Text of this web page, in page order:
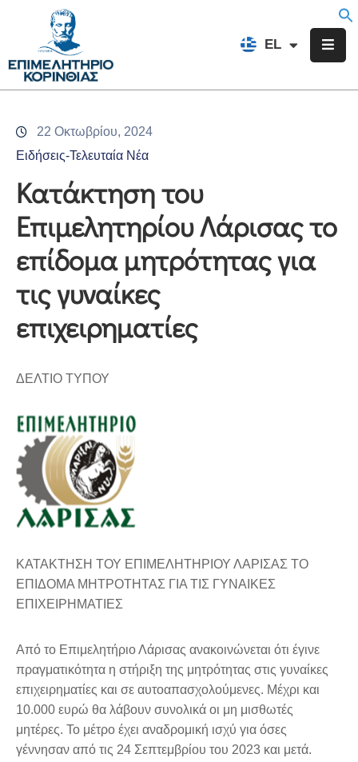
EL
FR
Επιμελητήριο
Υπηρεσίες
Προγράμματα
Δράσεις
Εκδηλώσεις
Επικοινωνία
22 Οκτωβρίου, 2024
Ειδήσεις-Τελευταία Νέα
Κατάκτηση του
Επιμελητηρίου Λάρισας το
επίδομα μητρότητας για
τις γυναίκες
επιχειρηματίες
ΔΕΛΤΙΟ ΤΥΠΟΥ
ΚΑΤΑΚΤΗΣΗ ΤΟΥ ΕΠΙΜΕΛΗΤΗΡΙΟΥ ΛΑΡΙΣΑΣ ΤΟ
ΕΠΙΔΟΜΑ ΜΗΤΡΟΤΗΤΑΣ ΓΙΑ ΤΙΣ ΓΥΝΑΙΚΕΣ
ΕΠΙΧΕΙΡΗΜΑΤΙΕΣ
Aπό το Επιμελητήριο Λάρισας ανακοινώνεται ότι έγινε
πραγματικότητα η στήριξη της μητρότητας στις γυναίκες
επιχειρηματίες και σε αυτοαπασχολούμενες. Μέχρι και
10.000 ευρώ θα λάβουν συνολικά οι μη μισθωτές
μητέρες. Το μέτρο έχει αναδρομική ισχύ για όσες
γέννησαν από τις 24 Σεπτεμβρίου του 2023 και μετά.